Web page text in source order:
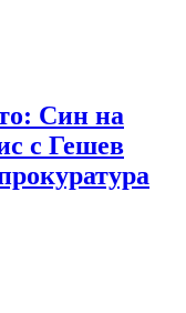
Син на
с Гешев